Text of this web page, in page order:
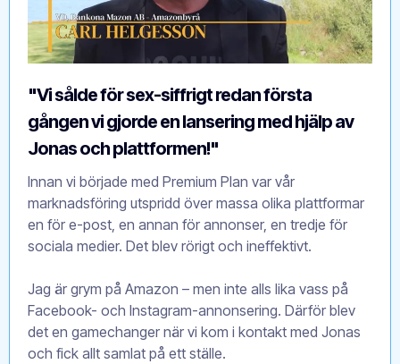
"Vi sålde för sex-siffrigt redan första
gången vi gjorde en lansering med hjälp av
Jonas och plattformen!"
Innan vi började med Premium Plan var vår
marknadsföring utspridd över massa olika plattformar
en för e-post, en annan för annonser, en tredje för
sociala medier. Det blev rörigt och ineffektivt.
Jag är grym på Amazon – men inte alls lika vass på
Facebook- och Instagram-annonsering. Därför blev
det en gamechanger när vi kom i kontakt med Jonas
och fick allt samlat på ett ställe.